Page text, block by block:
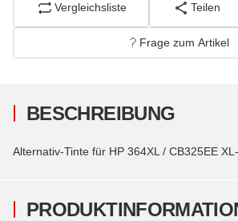
Vergleichsliste Teilen
Frage zum Artikel
BESCHREIBUNG
Alternativ-Tinte für HP 364XL / CB325EE